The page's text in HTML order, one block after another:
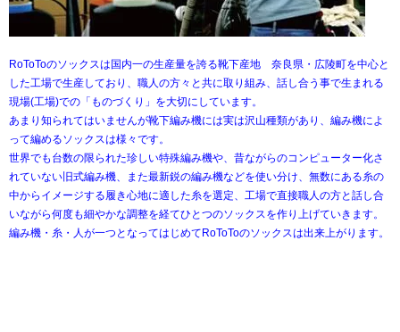
RoToToのソックスは国内一の生産量を誇る靴下産地 奈良県・広陵町を中心と
した工場で生産しており、職人の方々と共に取り組み、話し合う事で生まれる
現場(工場)での「ものづくり」を大切にしています。
あまり知られてはいませんが靴下編み機には実は沢山種類があり、編み機によ
って編めるソックスは様々です。
世界でも台数の限られた珍しい特殊編み機や、昔ながらのコンピューター化さ
れていない旧式編み機、また最新鋭の編み機などを使い分け、無数にある糸の
中からイメージする履き心地に適した糸を選定、工場で直接職人の方と話し合
いながら何度も細やかな調整を経てひとつのソックスを作り上げていきます。
編み機・糸・人が一つとなってはじめてRoToToのソックスは出来上がります。